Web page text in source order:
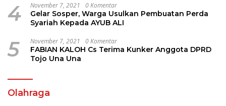
4 November 7, 2021 0 Komentar
Gelar Sosper, Warga Usulkan Pembuatan Perda
Syariah Kepada AYUB ALI
5 November 7, 2021 0 Komentar
FABIAN KALOH Cs Terima Kunker Anggota DPRD
Tojo Una Una
Olahraga